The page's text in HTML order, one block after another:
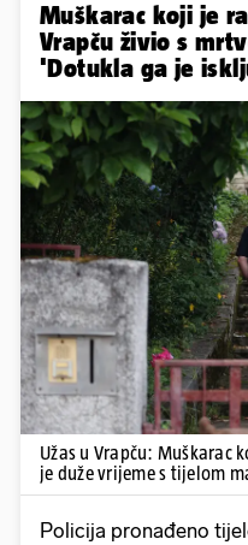
Muškarac koji je
Vrapču živio s
'Dotukla ga je
Užas u Vrapču: Muškarac
je duže vrijeme s tijelom
Policija pronađeno